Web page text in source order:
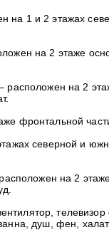
1 и 2 этажах
на 2 этаже
на 2
фронтальной
северной и
на 2 этаже
душ, фен,